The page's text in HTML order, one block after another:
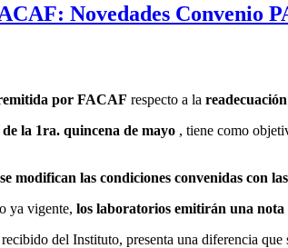
Novedades Convenio
por FACAF respecto a la
la 1ra. quincena de mayo , tiene como
modifican las condiciones convenidas con
ya vigente, los laboratorios emitirán una
del Instituto, presenta una diferencia que